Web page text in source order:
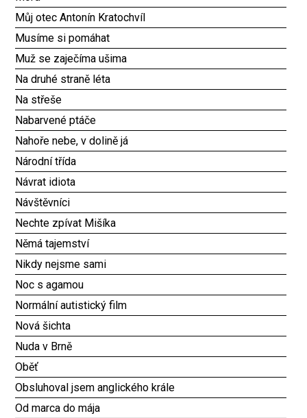
Můj otec Antonín Kratochvíl
Musíme si pomáhat
Muž se zaječíma ušima
Na druhé straně léta
Na střeše
Nabarvené ptáče
Nahoře nebe, v dolině já
Národní třída
Návrat idiota
Návštěvníci
Nechte zpívat Mišíka
Němá tajemství
Nikdy nejsme sami
Noc s agamou
Normální autistický film
Nová šichta
Nuda v Brně
Oběť
Obsluhoval jsem anglického krále
Od marca do mája